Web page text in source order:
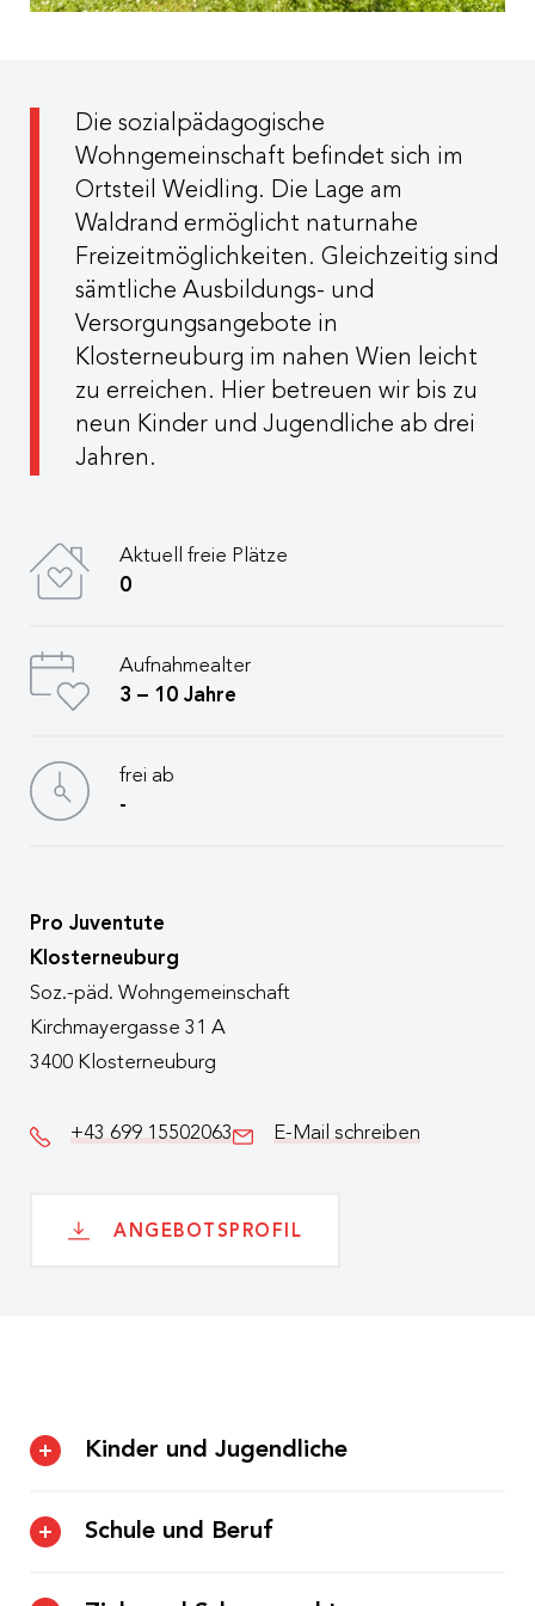
Die sozialpädagogische
Wohngemeinschaft befindet sich im
Ortsteil Weidling. Die Lage am
Waldrand ermöglicht naturnahe
Freizeitmöglichkeiten. Gleichzeitig sind
sämtliche Ausbildungs- und
Versorgungsangebote in
Klosterneuburg im nahen Wien leicht
zu erreichen. Hier betreuen wir bis zu
neun Kinder und Jugendliche ab drei
Jahren.
Aktuell freie Plätze
0
Aufnahmealter
3 – 10 Jahre
frei ab
-
Pro Juventute
Klosterneuburg
Soz.-päd. Wohngemeinschaft
Kirchmayergasse 31 A
3400 Klosterneuburg
+43 699 15502063 E-Mail schreiben
ANGEBOTSPROFIL
Kinder und Jugendliche
längerfristig der Ort, wo die Kinder und Jugendlichen
Schule und Beruf